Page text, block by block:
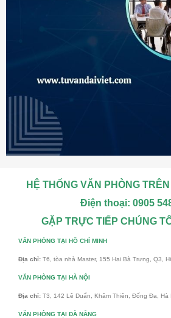
HỆ THỐNG VĂN PHÒNG
Điện thoại: 0905
GẶP TRỰC TIẾP CHÚNG
VĂN PHÒNG TẠI HỒ CHÍ MINH
Địa chỉ: T6, tòa nhà Master, 155 Hai Bà Trưng, Q3,
VĂN PHÒNG TẠI HÀ NỘI
Địa chỉ: T3, 142 Lê Duẩn, Khâm Thiên, Đống Đa, Hà
VĂN PHÒNG TẠI ĐÀ NẴNG